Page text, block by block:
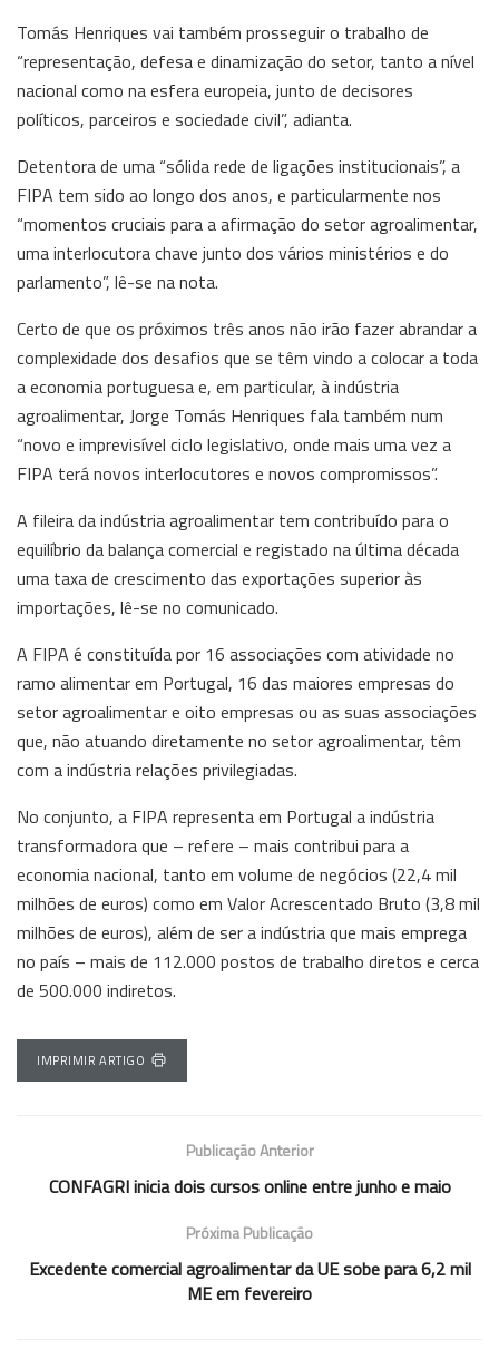
Tomás Henriques vai também prosseguir o trabalho de
“representação, defesa e dinamização do setor, tanto a nível
nacional como na esfera europeia, junto de decisores
políticos, parceiros e sociedade civil”, adianta.
Detentora de uma “sólida rede de ligações institucionais”, a
FIPA tem sido ao longo dos anos, e particularmente nos
“momentos cruciais para a afirmação do setor agroalimentar,
uma interlocutora chave junto dos vários ministérios e do
parlamento”, lê-se na nota.
Certo de que os próximos três anos não irão fazer abrandar a
complexidade dos desafios que se têm vindo a colocar a toda
a economia portuguesa e, em particular, à indústria
agroalimentar, Jorge Tomás Henriques fala também num
“novo e imprevisível ciclo legislativo, onde mais uma vez a
FIPA terá novos interlocutores e novos compromissos”.
A fileira da indústria agroalimentar tem contribuído para o
equilíbrio da balança comercial e registado na última década
uma taxa de crescimento das exportações superior às
importações, lê-se no comunicado.
A FIPA é constituída por 16 associações com atividade no
ramo alimentar em Portugal, 16 das maiores empresas do
setor agroalimentar e oito empresas ou as suas associações
que, não atuando diretamente no setor agroalimentar, têm
com a indústria relações privilegiadas.
No conjunto, a FIPA representa em Portugal a indústria
transformadora que – refere – mais contribui para a
economia nacional, tanto em volume de negócios (22,4 mil
milhões de euros) como em Valor Acrescentado Bruto (3,8 mil
milhões de euros), além de ser a indústria que mais emprega
no país – mais de 112.000 postos de trabalho diretos e cerca
de 500.000 indiretos.
IMPRIMIR ARTIGO
Publicação Anterior
CONFAGRI inicia dois cursos online entre junho e maio
Próxima Publicação
Excedente comercial agroalimentar da UE sobe para 6,2 mil
ME em fevereiro